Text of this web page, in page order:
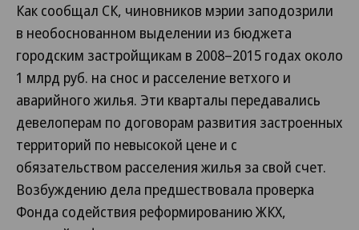
Как сообщал СК, чиновников мэрии заподозрили
в необоснованном выделении из бюджета
городским застройщикам в 2008–2015 годах около
1 млрд руб. на снос и расселение ветхого и
аварийного жилья. Эти кварталы передавались
девелоперам по договорам развития застроенных
территорий по невысокой цене и с
обязательством расселения жилья за свой счет.
Возбуждению дела предшествовала проверка
Фонда содействия реформированию ЖКХ,